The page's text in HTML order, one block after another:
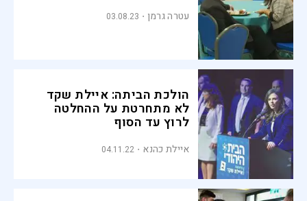
עטרה גרמן 03.08.23
הולכת הביתה: איילת שקד
לא מתחרטת על ההחלטה
לרוץ עד הסוף
איילת כהנא 04.11.22